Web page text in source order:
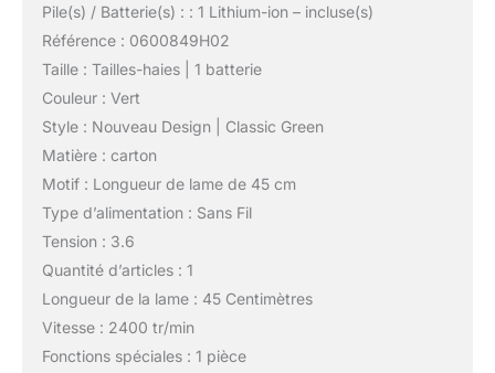
Pile(s) / Batterie(s) : : 1 Lithium-ion – incluse(s)
Référence : 0600849H02
Taille : Tailles-haies | 1 batterie
Couleur : Vert
Style : Nouveau Design | Classic Green
Matière : carton
Motif : Longueur de lame de 45 cm
Type d’alimentation : Sans Fil
Tension : 3.6
Quantité d’articles : 1
Longueur de la lame : 45 Centimètres
Vitesse : 2400 tr/min
Fonctions spéciales : 1 pièce